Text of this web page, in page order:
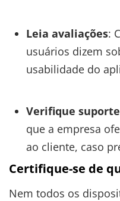
Leia avaliações:
usuários dizem
usabilidade do
Verifique
que a empresa
ao cliente, caso
Certifique-se de
Nem todos os